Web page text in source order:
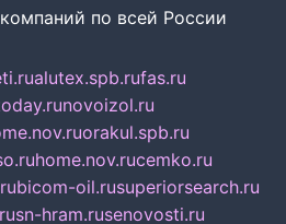
по всей России
alutex.spb.rufas.ru
novoizol.ru
orakul.spb.ru
home.nov.rucemko.ru
bicom-oil.rusuperiorsearch.ru
sn-hram.rusenovosti.ru